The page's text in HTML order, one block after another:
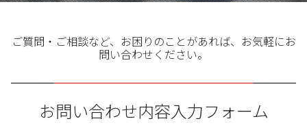
ご質問・ご相談など、お困りのことがあれば、お気軽にお
問い合わせください。
お問い合わせ内容入力フォーム